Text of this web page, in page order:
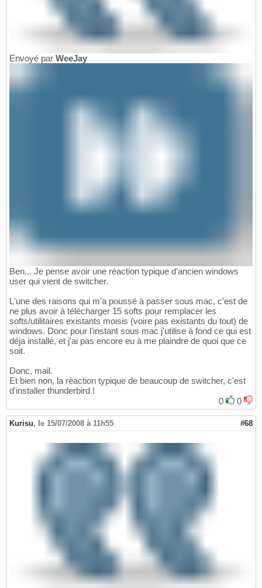
Envoyé par WeeJay
Ben... Je pense avoir une réaction typique d'ancien windows
user qui vient de switcher.
L'une des raisons qui m'a poussé à passer sous mac, c'est de
ne plus avoir à télécharger 15 softs pour remplacer les
softs/utilitaires existants moisis (voire pas existants du tout) de
windows. Donc pour l'instant sous mac j'utilise à fond ce qui est
déja installé, et j'ai pas encore eu à me plaindre de quoi que ce
soit.
Donc, mail.
Et bien non, la réaction typique de beaucoup de switcher, c'est
d'installer thunderbird !
0
0
Kurisu, le 15/07/2008 à 11h55 #68